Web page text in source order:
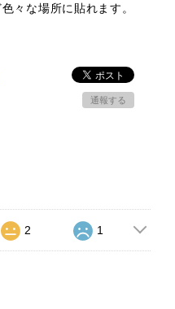
々な場所に貼れます。
通報する
2 1